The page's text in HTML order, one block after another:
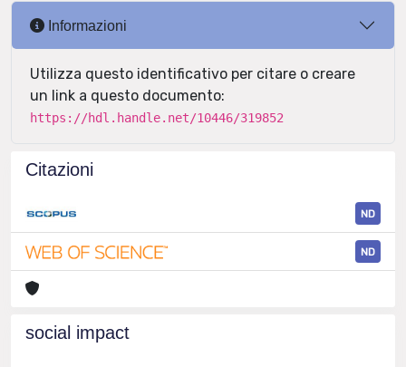
Informazioni
Utilizza questo identificativo per citare o creare
un link a questo documento:
https://hdl.handle.net/10446/319852
Citazioni
ND
ND
social impact